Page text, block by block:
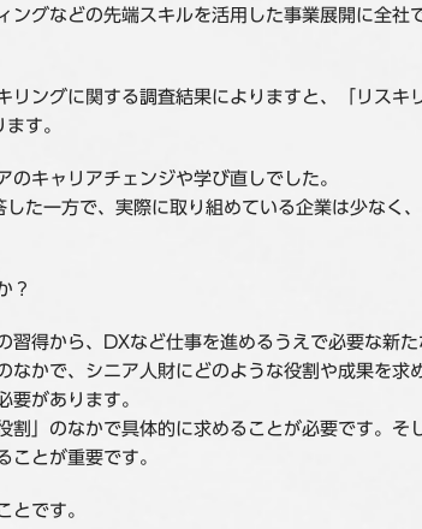
グなどの先端スキルを活用した事業展開に全
ングに関する調査結果によりますと、「リス
す。
キャリアチェンジや学び直しでした。
た一方で、実際に取り組めている企業は少なく
？
得から、DXなど仕事を進めるうえで必要な新
かで、シニア人財にどのような役割や成果を
要があります。
」のなかで具体的に求めることが必要です。
ことが重要です。
とです。